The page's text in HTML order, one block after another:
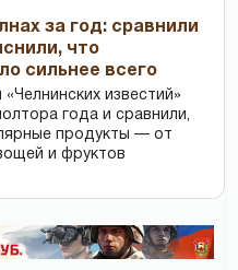
за год: сравнили
что
сильнее всего
известий»
года и сравнили,
продукты — от
и фруктов